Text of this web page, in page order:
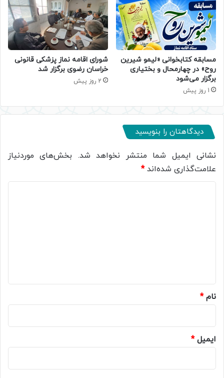
مسابقه کتابخوانی «لیمو شیرین
روح» در چهارمحال و بختیاری
برگزار می‌شود
1 روز پیش
شورای اقامه نماز پزشکی قانونی
خراسان رضوی برگزار شد
2 روز پیش
دیدگاهتان را بنویسید
نشانی ایمیل شما منتشر نخواهد شد. بخش‌های موردنیاز
علامت‌گذاری شده‌اند*
نام*
ایمیل*